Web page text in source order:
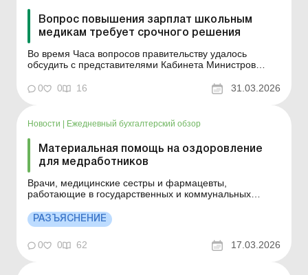
Вопрос повышения зарплат школьным
медикам требует срочного решения
Во время Часа вопросов правительству удалось
обсудить с представителями Кабинета Министров
учебных заведениях и сегодня пока получающих
минимальную зарплату. Эту ситуацию нужно срочно
наработки. Об это...
0 0 16 31.03.2026
Новости | Ежедневный бухгалтерский обзор
Материальная помощь на оздоровление
для медработников
Врачи, медицинские сестры и фармацевты,
работающие в государственных и коммунальных
обязательную материальную помощь на оздоровление
в размере должностного оклада при выходе в
ежегодный основной отпуск. Больше по теме:
Организация и проведение мероприятий ...
РАЗЪЯСНЕНИЕ
0 0 62 17.03.2026